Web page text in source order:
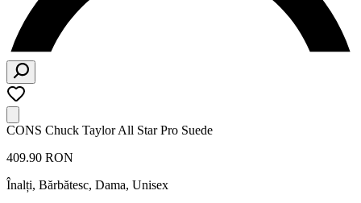
CONS Chuck Taylor All Star Pro Suede
409.90 RON
Înalți, Bărbătesc, Dama, Unisex